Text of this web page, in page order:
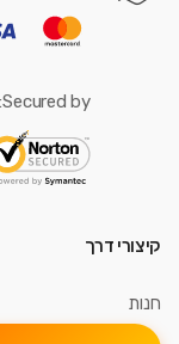
Secured by:
קיצורי דרך
חנות